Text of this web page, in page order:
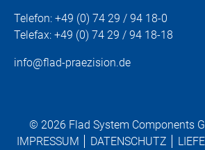
Telefon: +49 (0) 74 29 / 94 18-0
Telefax: +49 (0) 74 29 / 94 18-18
info@flad-praezision.de
© 2026 Flad System Components
IMPRESSUM
DATENSCHUTZ